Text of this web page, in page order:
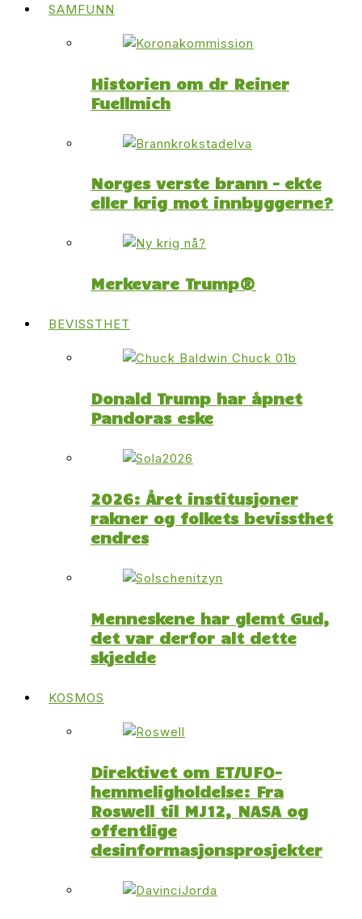
SAMFUNN
Historien om dr Reiner
Fuellmich
Norges verste brann – ekte
eller krig mot innbyggerne?
Merkevare Trump®
BEVISSTHET
Donald Trump har åpnet
Pandoras eske
2026: Året institusjoner
rakner og folkets bevissthet
endres
Menneskene har glemt Gud,
det var derfor alt dette
skjedde
KOSMOS
Direktivet om ET/UFO-
hemmeligholdelse: Fra
Roswell til MJ12, NASA og
offentlige
desinformasjonsprosjekter